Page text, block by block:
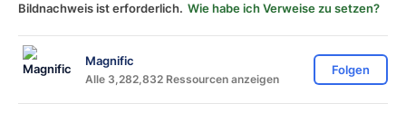
Bildnachweis ist erforderlich. Wie habe ich Verweise zu setzen?
Magnific
Alle 3,282,832 Ressourcen anzeigen
Folgen